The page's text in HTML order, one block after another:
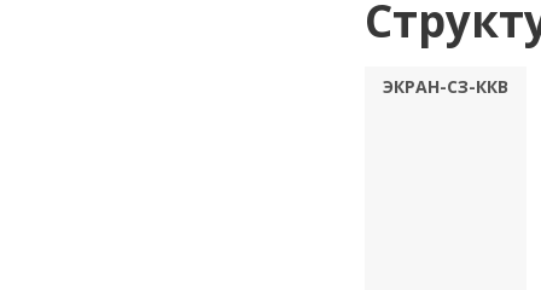
ЭКРАН-СЗ-ККВ